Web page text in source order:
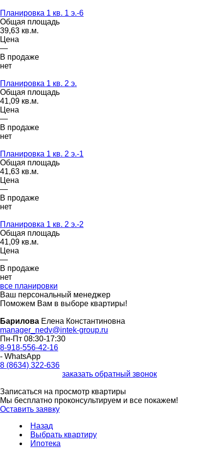
Планировка 1 кв. 1 э.-6
Общая площадь
39,63 кв.м.
Цена
—
В продаже
нет
Планировка 1 кв. 2 э.
Общая площадь
41,09 кв.м.
Цена
—
В продаже
нет
Планировка 1 кв. 2 э.-1
Общая площадь
41,63 кв.м.
Цена
—
В продаже
нет
Планировка 1 кв. 2 э.-2
Общая площадь
41,09 кв.м.
Цена
—
В продаже
нет
все планировки
Ваш персональный менеджер
Поможем Вам в выборе квартиры!
Барилова Елена Константиновна
manager_nedv@intek-group.ru
Пн-Пт 08:30-17:30
8-918-556-42-16
- WhatsApp
8 (8634) 322-636
заказать обратный звонок
Записаться на просмотр квартиры
Мы бесплатно проконсультируем и все покажем!
Оставить заявку
Назад
Выбрать квартиру
Ипотека